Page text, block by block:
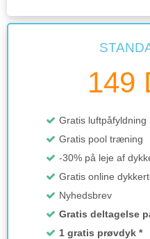
149
Gratis luftpåfyldning
Gratis pool træning
-30% på leje af
Gratis online
Nyhedsbrev
Gratis deltagelse
1 gratis prøvdyk *